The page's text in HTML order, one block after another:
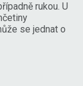
rukou. U
se jednat o